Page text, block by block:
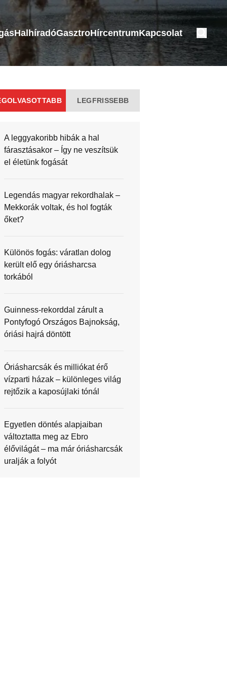
HalhíradóGasztroHírcentrumKapcsolat
LEGFRISSEBB
A leggyakoribb hibák a hal
fárasztásakor – Így ne veszítsük
el életünk fogását
Legendás magyar rekordhalak –
Mekkorák voltak, és hol fogták
őket?
Különös fogás: váratlan dolog
került elő egy óriásharcsa
torkából
Guinness-rekorddal zárult a
Pontyfogó Országos Bajnokság,
óriási hajrá döntött
Óriásharcsák és milliókat érő
vízparti házak – különleges világ
rejtőzik a kaposújlaki tónál
Egyetlen döntés alapjaiban
változtatta meg az Ebro
élővilágát – ma már óriásharcsák
uralják a folyót